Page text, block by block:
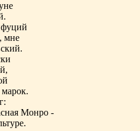
мне
Монро -